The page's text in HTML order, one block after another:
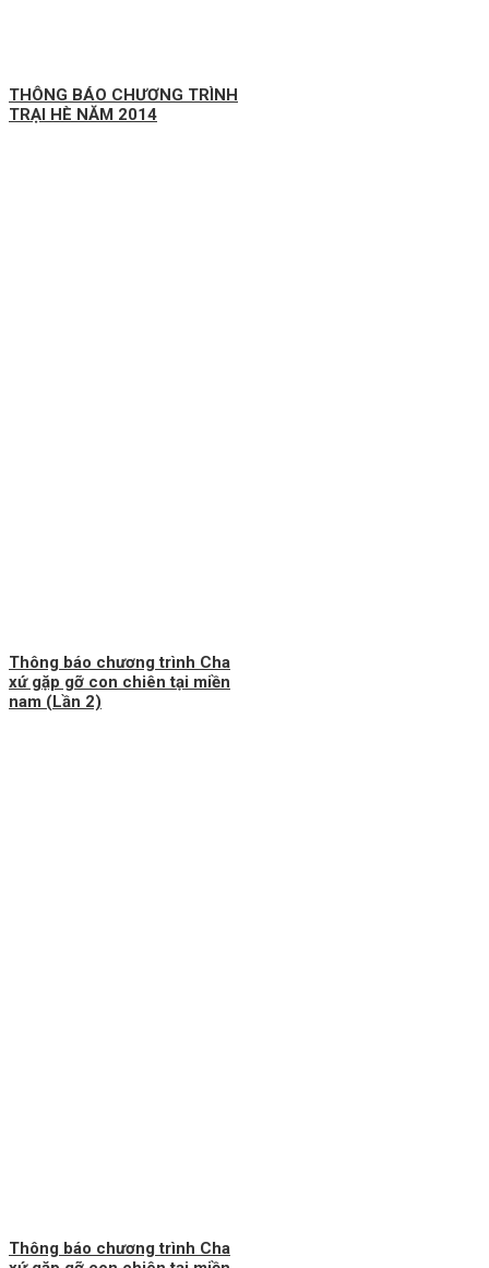
THÔNG BÁO CHƯƠNG TRÌNH
TRẠI HÈ NĂM 2014
Thông báo chương trình Cha
xứ gặp gỡ con chiên tại miền
nam (Lần 2)
Thông báo chương trình Cha